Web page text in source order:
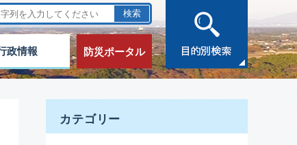
政情報 防災ポータル
カテゴリー